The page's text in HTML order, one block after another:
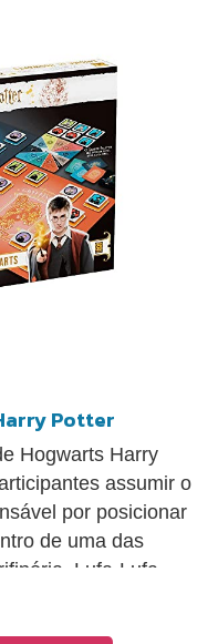
Potter
Hogwarts Harry
assumir o
por posicionar
de uma das
Lufa-Lufa,
com um nível de